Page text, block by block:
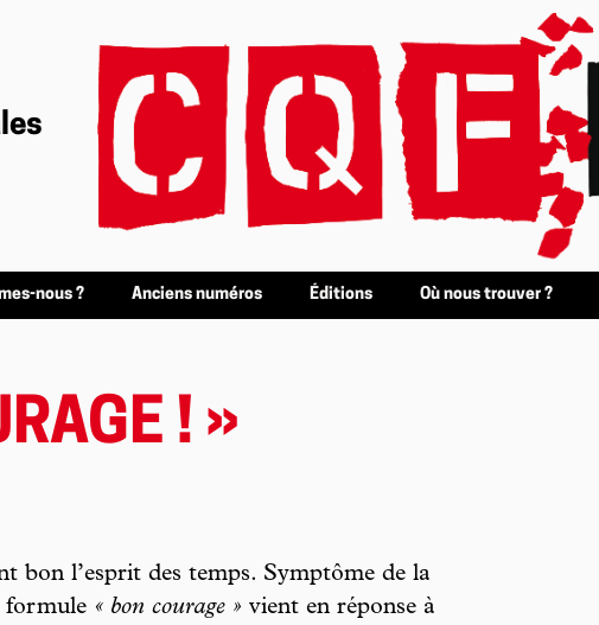
nous ? Anciens numéros Éditions Où nous trouver ?
! »
bon l’esprit des temps. Symptôme de la
formule « bon courage » vient en réponse à